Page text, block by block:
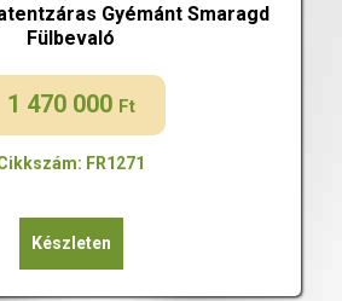
Gyémánt Smaragd
Fülbevaló
1 470 000 Ft
FR1271
Készleten